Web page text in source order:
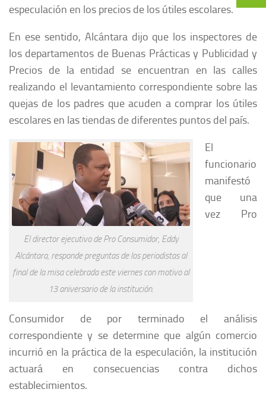
especulación en los precios de los útiles escolares.
En ese sentido, Alcántara dijo que los inspectores de
los departamentos de Buenas Prácticas y Publicidad y
Precios de la entidad se encuentran en las calles
realizando el levantamiento correspondiente sobre las
quejas de los padres que acuden a comprar los útiles
escolares en las tiendas de diferentes puntos del país.
El director ejecutivo de Pro Consumidor, Eddy
Alcántara, responde preguntas de los periodistas al
final de la misa celebrada este viernes con motivo al
13 aniversario de la institución.
El
funcionario
manifestó
que una
vez Pro
Consumidor de por terminado el análisis
correspondiente y se determine que algún comercio
incurrió en la práctica de la especulación, la institución
actuará en consecuencias contra dichos
establecimientos.